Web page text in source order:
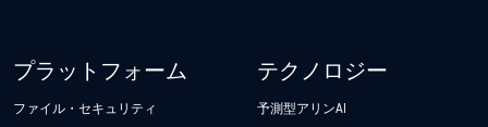
プラットフォーム
ファイル・セキュリティ
テクノロジー
予測型アリンAI